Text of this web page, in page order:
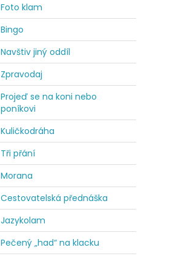
Foto klam
Bingo
Navštiv jiný oddíl
Zpravodaj
Projeď se na koni nebo
poníkovi
Kuličkodráha
Tři přání
Morana
Cestovatelská přednáška
Jazykolam
Pečený „had“ na klacku